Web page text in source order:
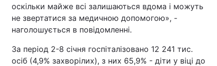
оскільки майже всі залишаються вдома і можуть
не звертатися за медичною допомогою», -
наголошується в повідомленні.
За період 2-8 січня госпіталізовано 12 241 тис.
осіб (4,9% захворілих), з них 65,9% - діти у віці до